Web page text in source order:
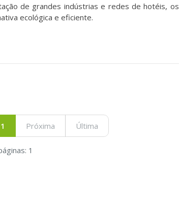
de grandes indústrias e redes de hotéis, os
ecológica e eficiente.
1 Próxima Última
1